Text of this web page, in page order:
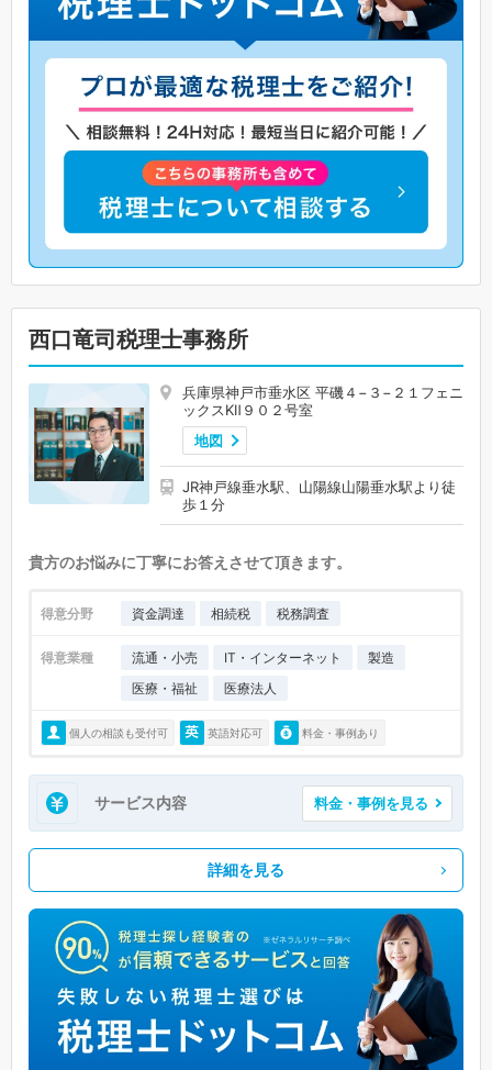
西口竜司税理士事務所
兵庫県神戸市垂水区 平磯４−３−２１フェニ
ックスKⅡ９０２号室
地図
JR神戸線垂水駅、山陽線山陽垂水駅より徒
歩１分
貴方のお悩みに丁寧にお答えさせて頂きます。
得意分野 資金調達 相続税 税務調査
得意業種 流通・小売 IT・インターネット
製造
医療・福祉
医療法人
個人の相談も受付可 英語対応可 料金・事例あり
サービス内容 料金・事例を見る
詳細を見る